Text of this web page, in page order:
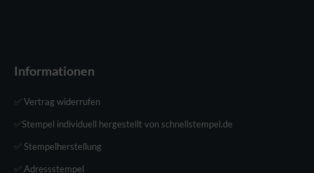
Informationen
✅ Vertrag widerrufen
✅Stempel individuell hergestellt von schnellstempel.de
✅ Stempelherstellung
✅ Adressstempel